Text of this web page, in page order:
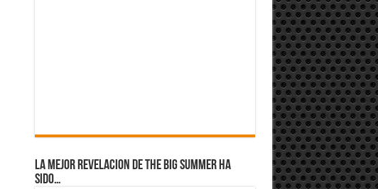
La mejor revelacion de The Big Summer ha
sido…